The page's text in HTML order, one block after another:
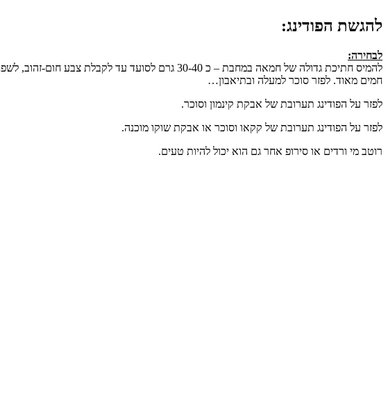
להגשת הפודינג:
לבחירה:
להמיס חתיכת גדולה של חמאה במחבת – כ 30-40 גרם
חמים מאוד. לפזר סוכר למעלה ובתיאבון…
לפזר על הפודינג תערובת של אבקת קינמון וסוכר.
לפזר על הפודינג תערובת של קקאו וסוכר או אבקת שוקו מוכנה.
רוטב מי ורדים או סירופ אחר גם הוא יכול להיות טעים.